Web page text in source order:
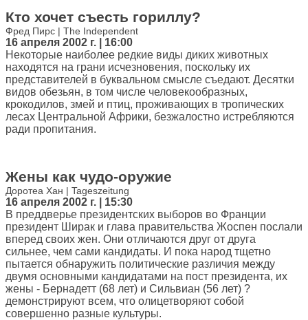
Кто хочет съесть гориллу?
Фред Пирс | The Independent
16 апреля 2002 г. | 16:00
Некоторые наиболее редкие виды диких животных
находятся на грани исчезновения, поскольку их
представителей в буквальном смысле съедают. Десятки
видов обезьян, в том числе человекообразных,
крокодилов, змей и птиц, проживающих в тропических
лесах Центральной Африки, безжалостно истребляются
ради пропитания.
Жены как чудо-оружие
Доротеа Хан | Tageszeitung
16 апреля 2002 г. | 15:30
В преддверье президентских выборов во Франции
президент Ширак и глава правительства Жоспен послали
вперед своих жен. Они отличаются друг от друга
сильнее, чем сами кандидаты. И пока народ тщетно
пытается обнаружить политические различия между
двумя основными кандидатами на пост президента, их
жены - Бернадетт (68 лет) и Сильвиан (56 лет) ?
демонстрируют всем, что олицетворяют собой
совершенно разные культуры.